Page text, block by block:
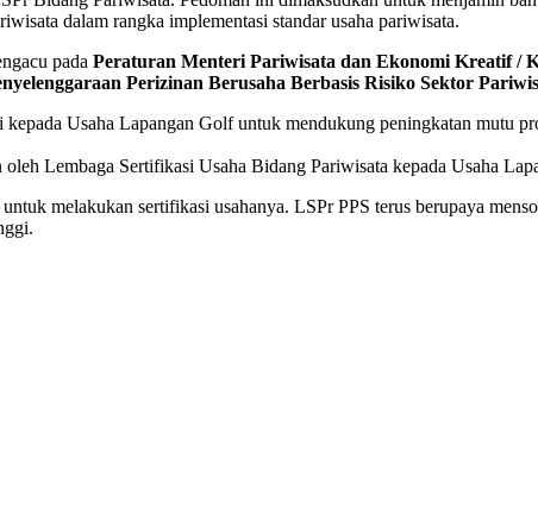
dalam rangka implementasi standar usaha pariwisata.
pada Peraturan Menteri Pariwisata dan Ekonomi Kreatif /
Perizinan Berusaha Berbasis Risiko Sektor
Usaha Lapangan Golf untuk mendukung peningkatan mutu
Lembaga Sertifikasi Usaha Bidang Pariwisata kepada Usaha
melakukan sertifikasi usahanya. LSPr PPS terus berupaya